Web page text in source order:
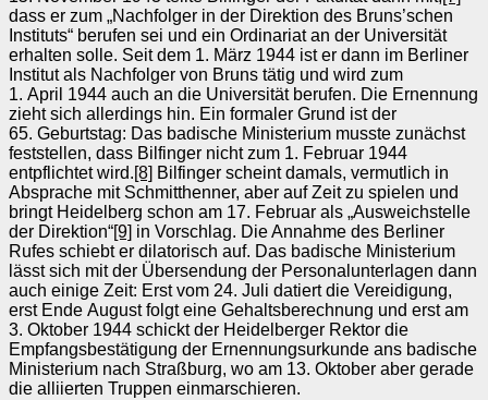
dass er zum „Nachfolger in der Direktion des Bruns’schen
Instituts“ berufen sei und ein Ordinariat an der Universität
erhalten solle. Seit dem 1. März 1944 ist er dann im Berliner
Institut als Nachfolger von Bruns tätig und wird zum
1. April 1944 auch an die Universität berufen. Die Ernennung
zieht sich allerdings hin. Ein formaler Grund ist der
65. Geburtstag: Das badische Ministerium musste zunächst
feststellen, dass Bilfinger nicht zum 1. Februar 1944
entpflichtet wird.[8] Bilfinger scheint damals, vermutlich in
Absprache mit Schmitthenner, aber auf Zeit zu spielen und
bringt Heidelberg schon am 17. Februar als „Ausweichstelle
der Direktion“[9] in Vorschlag. Die Annahme des Berliner
Rufes schiebt er dilatorisch auf. Das badische Ministerium
lässt sich mit der Übersendung der Personalunterlagen dann
auch einige Zeit: Erst vom 24. Juli datiert die Vereidigung,
erst Ende August folgt eine Gehaltsberechnung und erst am
3. Oktober 1944 schickt der Heidelberger Rektor die
Empfangsbestätigung der Ernennungsurkunde ans badische
Ministerium nach Straßburg, wo am 13. Oktober aber gerade
die alliierten Truppen einmarschieren.